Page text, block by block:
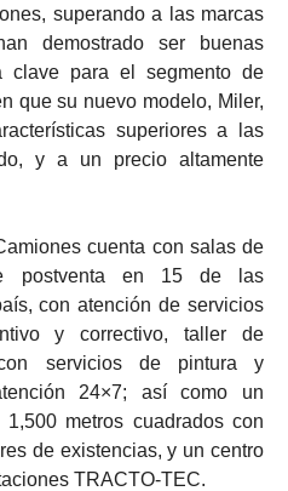
superando a las marcas
demostrado ser buenas
clave para el segmento de
que su nuevo modelo, Miler,
superiores a las
y a un precio altamente
cuenta con salas de
postventa en 15 de las
con atención de servicios
y correctivo, taller de
servicios de pintura y
24×7; así como un
metros cuadrados con
de existencias, y un centro
TRACTO-TEC.